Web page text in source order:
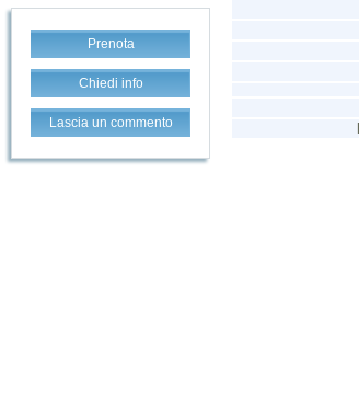
Prenota
Chiedi info
Lascia un commento